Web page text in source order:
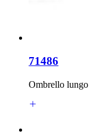
71486
Ombrello lungo